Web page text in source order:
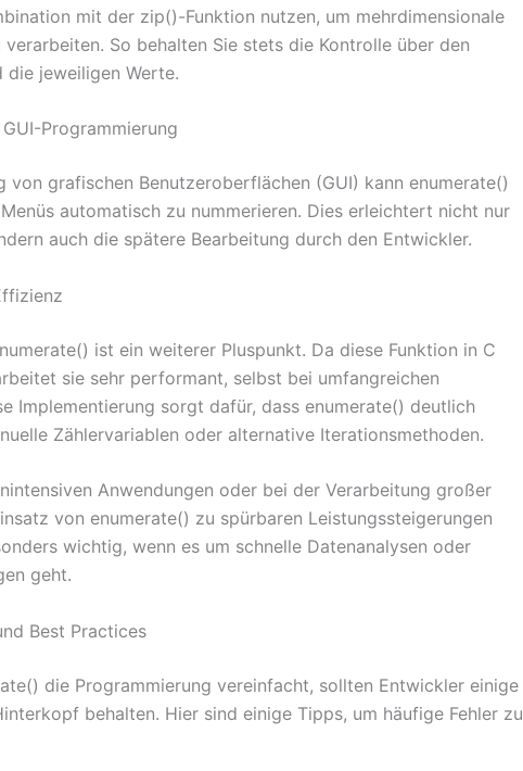
mit der zip()-Funktion nutzen, um mehrdimensionale
So behalten Sie stets die Kontrolle über den
die jeweiligen Werte.
Programmierung
von grafischen Benutzeroberflächen (GUI) kann enumerate()
automatisch zu nummerieren. Dies erleichtert nicht nur
auch die spätere Bearbeitung durch den Entwickler.
ist ein weiterer Pluspunkt. Da diese Funktion in C
sie sehr performant, selbst bei umfangreichen
Implementierung sorgt dafür, dass enumerate() deutlich
Zählervariablen oder alternative Iterationsmethoden.
Anwendungen oder bei der Verarbeitung großer
von enumerate() zu spürbaren Leistungssteigerungen
wichtig, wenn es um schnelle Datenanalysen oder
geht.
Best Practices
die Programmierung vereinfacht, sollten Entwickler einige
behalten. Hier sind einige Tipps, um häufige Fehler zu